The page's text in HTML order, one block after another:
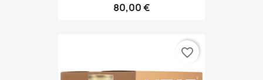
80,00 €
favorite_border